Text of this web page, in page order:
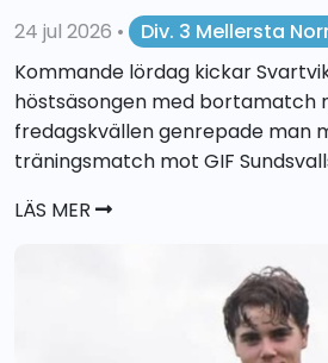
24 jul 2026 •
Div. 3 Mellersta
Kommande lördag kickar
höstsäsongen med bortamatch
fredagskvällen genrepade man
träningsmatch mot GIF
LÄS MER